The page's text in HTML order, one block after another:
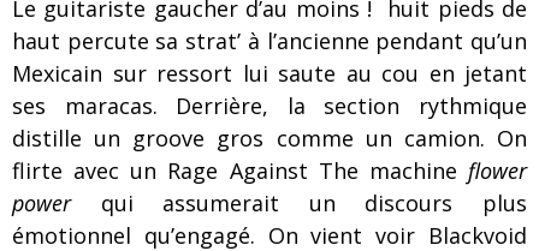
Le guitariste gaucher d’au moins ! huit pieds de
haut percute sa strat’ à l’ancienne pendant qu’un
Mexicain sur ressort lui saute au cou en jetant
ses maracas. Derrière, la section rythmique
distille un groove gros comme un camion. On
flirte avec un Rage Against The machine flower
powerqui assumerait un discours plus
émotionnel qu’engagé. On vient voir Blackvoid